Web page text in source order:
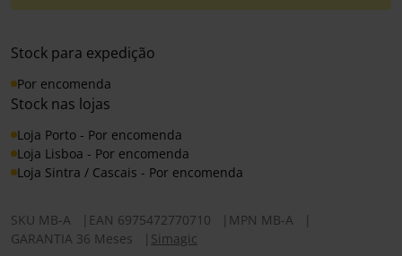
Stock para expedição
Por encomenda
Stock nas lojas
Loja Porto - Por encomenda
Loja Lisboa - Por encomenda
Loja Sintra / Cascais - Por encomenda
SKU MB-A EAN 6975472770710 MPN MB-A
GARANTIA 36 Meses
Simagic